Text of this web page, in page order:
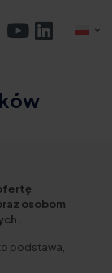
osobom
podstawa,